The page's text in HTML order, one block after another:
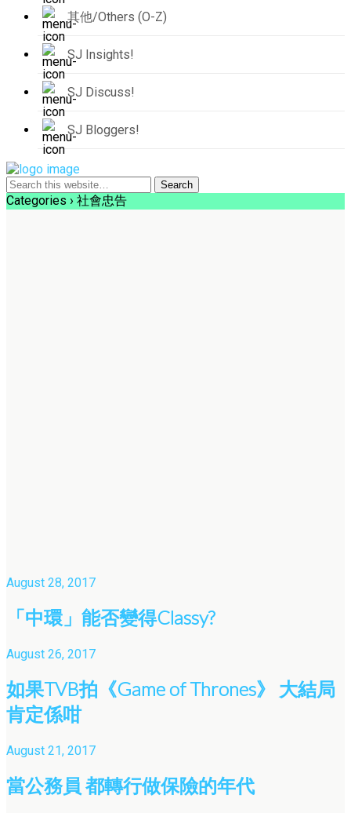
其他/Others (O-Z)
SJ Insights!
SJ Discuss!
SJ Bloggers!
Categories › 社會忠告
August 28, 2017
「中環」能否變得Classy?
August 26, 2017
如果TVB拍《Game of Thrones》 大結局
肯定係咁
August 21, 2017
當公務員 都轉行做保險的年代